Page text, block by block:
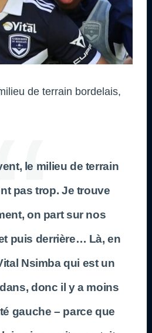
de terrain bordelais,
le milieu de terrain
pas trop. Je trouve
on part sur nos
puis derrière… Là, en
Nsimba qui est un
donc il y a moins
gauche – parce que